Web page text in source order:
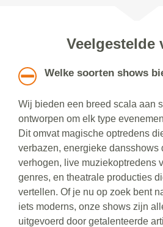
Veelgestelde
Welke soorten shows
Wij bieden een breed scala aan
ontworpen om elk type
Dit omvat magische optredens
verbazen, energieke dansshows
verhogen, live muziekoptredens
genres, en theatrale producties
vertellen. Of je nu op zoek bent
iets moderns, onze shows zijn
uitgevoerd door getalenteerde